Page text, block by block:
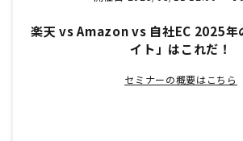
楽天 vs Amazon vs 自社EC 2025年
イト」はこれだ！
セミナーの概要はこちら